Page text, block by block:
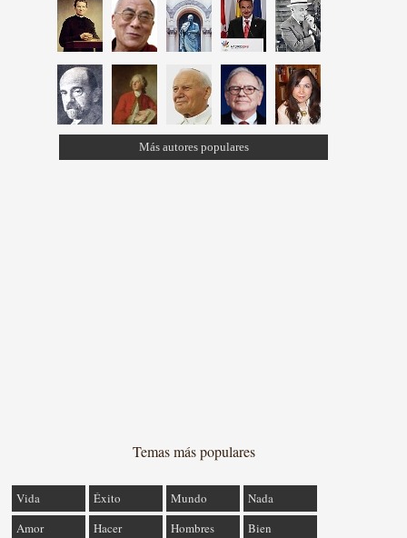
Más autores populares
Temas más populares
Vida Éxito Mundo
Nada
Amor
Hacer Hombres
Bien